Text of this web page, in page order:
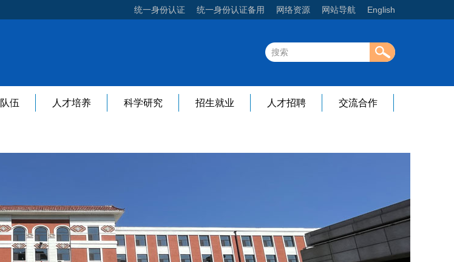
统一身份认证 统一身份认证备用 网络资源 网站导航 English
伍 人才培养 科学研究 招生就业 人才招聘 交流合作